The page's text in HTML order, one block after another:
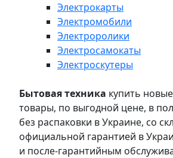
Электрокарты
Электромобили
Электроролики
Электросамокаты
Электроскутеры
Бытовая техника купить
товары, по выгодной цене, в
без распаковки в Украине, со
официальной гарантией в
и после-гарантийным